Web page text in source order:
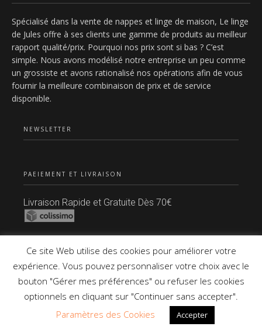
23,70€.13,90€.
Spécialisé dans la vente de nappes et linge de maison, Le linge
de Jules offre à ses clients une gamme de produits au meilleur
rapport qualité/prix. Pourquoi nos prix sont si bas ? C’est
simple. Nous avons modélisé notre entreprise un peu comme
un grossiste et avons rationalisé nos opérations afin de vous
fournir la meilleure combinaison de prix et de service
disponible.
NEWSLETTER
PAEIEMENT ET LIVRAISON
Livraison Rapide et Gratuite Dès 70€
Copyright © 2021 Tous Droits Réservés.
Ce site Web utilise des cookies pour améliorer votre
expérience. Vous pouvez personnaliser votre choix avec le
bouton "Gérer mes préférences" ou refuser les cookies
optionnels en cliquant sur "Continuer sans accepter".
Paramètres des Cookies
Accepter